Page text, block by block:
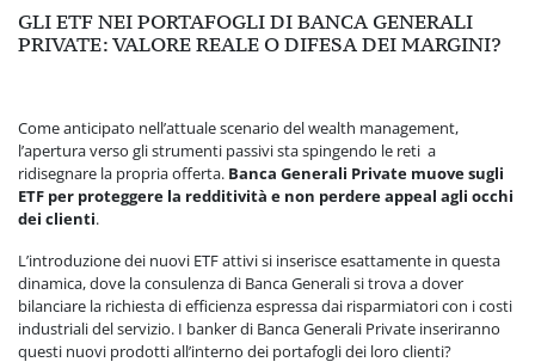
GLI ETF NEI PORTAFOGLI DI BANCA GENERALI
PRIVATE: VALORE REALE O DIFESA DEI MARGINI?
Come anticipato nell’attuale scenario del wealth management,
l’apertura verso gli strumenti passivi sta spingendo le reti a
ridisegnare la propria offerta. Banca Generali Private muove sugli
ETF per proteggere la redditività e non perdere appeal agli occhi
dei clienti.
L’introduzione dei nuovi ETF attivi si inserisce esattamente in questa
dinamica, dove la consulenza di Banca Generali si trova a dover
bilanciare la richiesta di efficienza espressa dai risparmiatori con i costi
industriali del servizio. I banker di Banca Generali Private inseriranno
questi nuovi prodotti all’interno dei portafogli dei loro clienti?